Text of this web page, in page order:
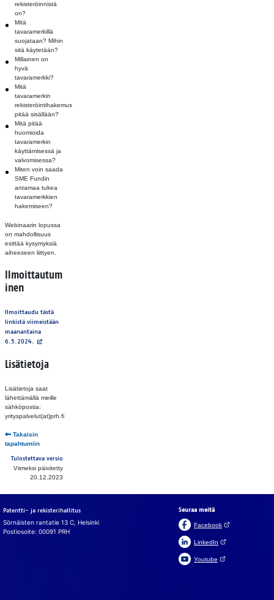
rekisteröinnistä
on?
Mitä
tavaramerkillä
suojataan? Mihin
sitä käytetään?
Millainen on
hyvä
tavaramerkki?
Mitä
tavaramerkin
rekisteröintihakemus
pitää sisällään?
Mitä pitää
huomioida
tavaramerkin
käyttämisessä ja
valvomisessa?
Miten voin saada
SME Fundin
antamaa tukea
tavaramerkkien
hakemiseen?
Webinaarin lopussa
on mahdollisuus
esittää kysymyksiä
aiheeseen liittyen.
Ilmoittautum
inen
Ilmoittaudu tästä
linkistä viimeistään
maanantaina
6.5.2024.‍
Lisätietoja
Lisätietoja saat
lähettämällä meille
sähköpostia:
yrityspalvelut(at)prh.fi
Takaisin
tapahtumiin
Tulostettava versio
Viimeksi päivitetty
20.12.2023
Patentti- ja rekisterihallitus
Sörnäisten rantatie 13 C, Helsinki
Postiosoite: 00091 PRH
Seuraa meitä
Facebook(Avautuu uuteen
LinkedIn (Avautuu uuteen
Youtube (Avautuu uuteen